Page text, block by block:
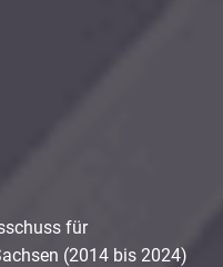
für
(2014 bis 2024)